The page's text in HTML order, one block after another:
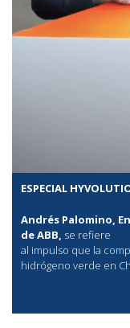
ESPECIAL
Andrés Palomino,
de ABB, se refiere
al impulso que la
hidrógeno verde en